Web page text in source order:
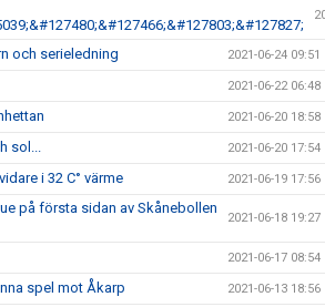
och serieledning 2021-06-24 09:51
2021-06-22 06:48
2021-06-20 18:58
sol... 2021-06-20 17:54
i 32 C° värme 2021-06-19 17:56
på första sidan av Skånebollen
2021-06-18 19:27
2021-06-17 08:54
spel mot Åkarp 2021-06-13 18:56